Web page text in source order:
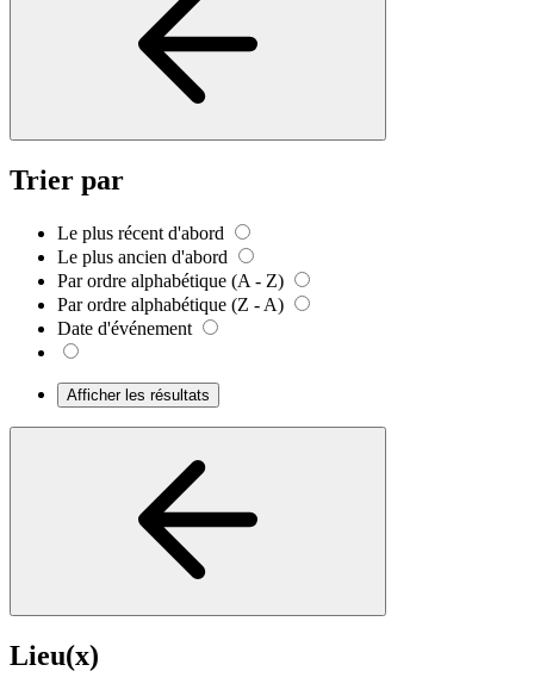
Trier par
Le plus récent d'abord
Le plus ancien d'abord
Par ordre alphabétique (A - Z)
Par ordre alphabétique (Z - A)
Date d'événement
Afficher les résultats
Lieu(x)